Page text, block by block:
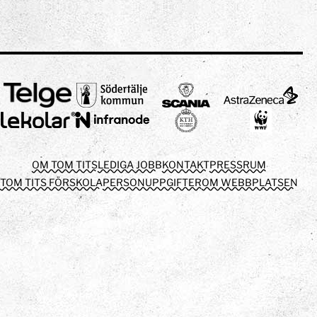
OM TOM TITSLEDIGA JOBBKONTAKTPRESSRUM
TOM TITS FÖRSKOLAPERSONUPPGIFTEROM WEBBPLATSEN